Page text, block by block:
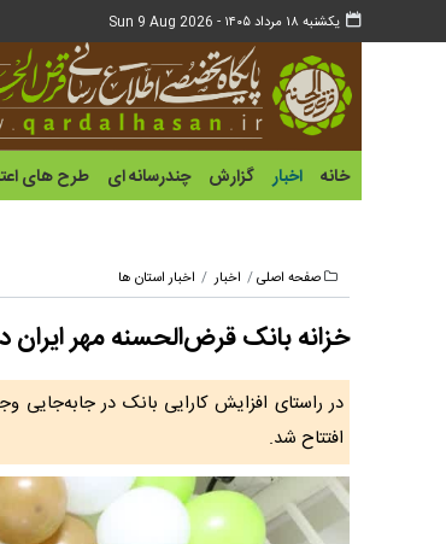
یکشنبه ۱۸ مرداد ۱۴۰۵ - Sun 9 Aug 2026
خانه اخبار گزارش چندرسانه ای طرح های
صفحه اصلی اخبار اخبار استان ها
خزانه بانک قرض‌الحسنه مهر ایران
در راستای افزایش کارایی بانک در جابه‌جایی
افتتاح شد.